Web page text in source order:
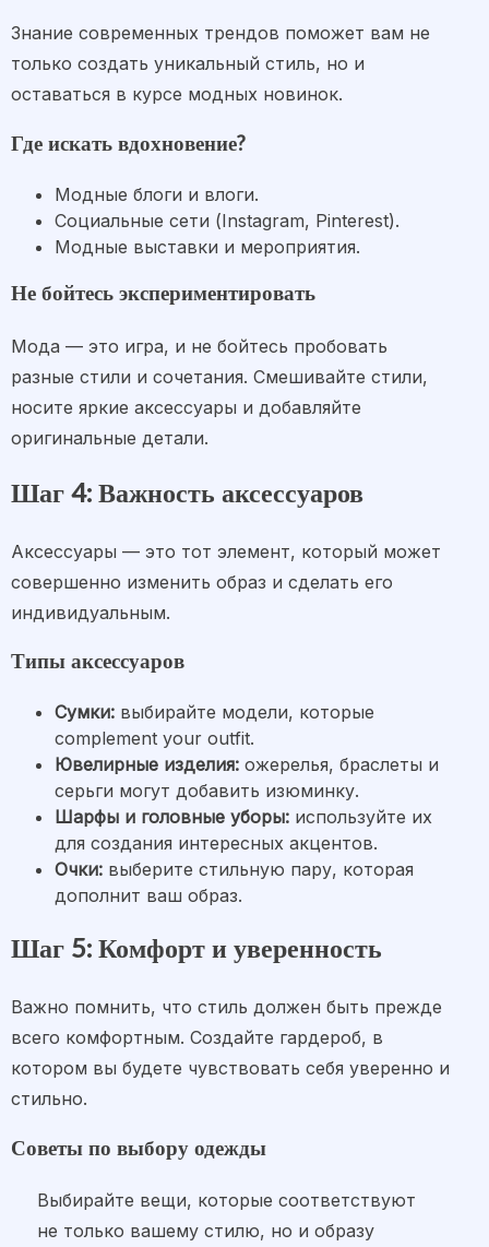
Знание современных трендов поможет вам не
только создать уникальный стиль, но и
оставаться в курсе модных новинок.
Где искать вдохновение?
Модные блоги и влоги.
Социальные сети (Instagram, Pinterest).
Модные выставки и мероприятия.
Не бойтесь экспериментировать
Мода — это игра, и не бойтесь пробовать
разные стили и сочетания. Смешивайте стили,
носите яркие аксессуары и добавляйте
оригинальные детали.
Шаг 4: Важность аксессуаров
Аксессуары — это тот элемент, который может
совершенно изменить образ и сделать его
индивидуальным.
Типы аксессуаров
Сумки: выбирайте модели, которые
complement your outfit.
Ювелирные изделия: ожерелья, браслеты и
серьги могут добавить изюминку.
Шарфы и головные уборы: используйте их
для создания интересных акцентов.
Очки: выберите стильную пару, которая
дополнит ваш образ.
Шаг 5: Комфорт и уверенность
Важно помнить, что стиль должен быть прежде
всего комфортным. Создайте гардероб, в
котором вы будете чувствовать себя уверенно и
стильно.
Советы по выбору одежды
Выбирайте вещи, которые соответствуют
не только вашему стилю, но и образу